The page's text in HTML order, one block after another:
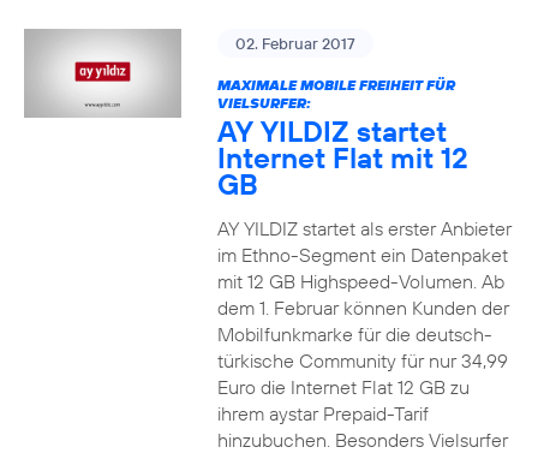
02. Februar 2017
MAXIMALE MOBILE FREIHEIT FÜR
VIELSURFER:
AY YILDIZ startet
Internet Flat mit 12
GB
AY YILDIZ startet als erster Anbieter
im Ethno-Segment ein Datenpaket
mit 12 GB Highspeed-Volumen. Ab
dem 1. Februar können Kunden der
Mobilfunkmarke für die deutsch-
türkische Community für nur 34,99
Euro die Internet Flat 12 GB zu
ihrem aystar Prepaid-Tarif
hinzubuchen. Besonders Vielsurfer